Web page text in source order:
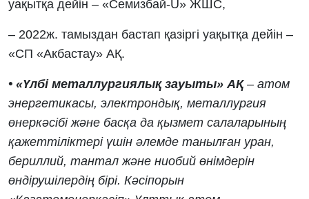
уақытқа дейін – «Семизбай-U» ЖШС,
– 2022ж. тамыздан бастап қазіргі уақытқа дейін –
«СП «Акбастау» АҚ.
• «Үлбі металлургиялық зауыты» АҚ– атом
энергетикасы, электрондық, металлургия
өнеркәсібі және басқа да қызмет салаларының
қажеттіліктері үшін әлемде танылған уран,
бериллий, тантал және ниобий өнімдерін
өндірушілердің бірі. Кәсіпорын